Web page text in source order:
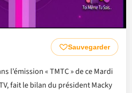
Sauvegarder
l’émission « TMTC » de ce Mardi
fait le bilan du président Macky